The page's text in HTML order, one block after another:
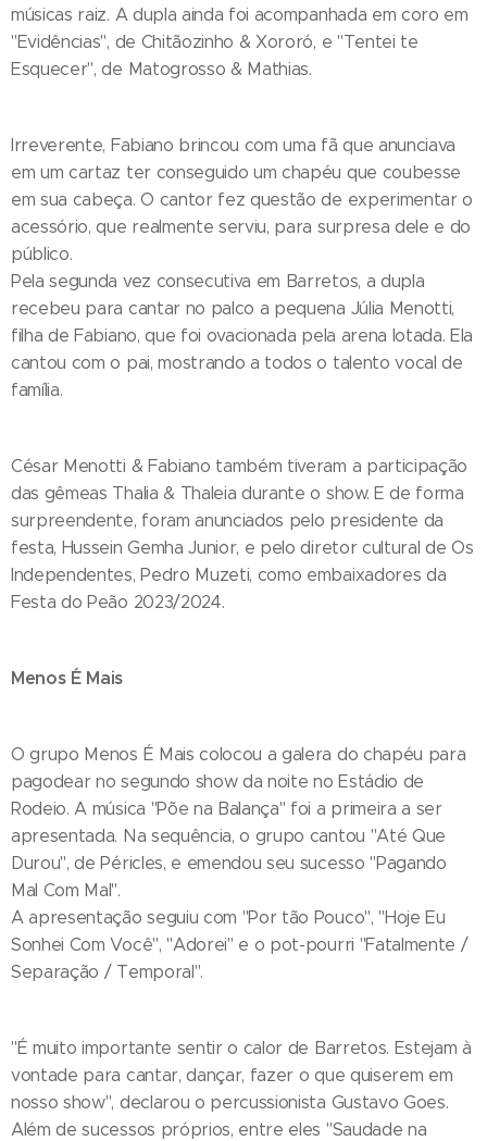
músicas raiz. A dupla ainda foi acompanhada em coro em
"Evidências", de Chitãozinho & Xororó, e "Tentei te
Esquecer", de Matogrosso & Mathias.
Irreverente, Fabiano brincou com uma fã que anunciava
em um cartaz ter conseguido um chapéu que coubesse
em sua cabeça. O cantor fez questão de experimentar o
acessório, que realmente serviu, para surpresa dele e do
público.
Pela segunda vez consecutiva em Barretos, a dupla
recebeu para cantar no palco a pequena Júlia Menotti,
filha de Fabiano, que foi ovacionada pela arena lotada. Ela
cantou com o pai, mostrando a todos o talento vocal de
família.
César Menotti & Fabiano também tiveram a participação
das gêmeas Thalia & Thaleia durante o show. E de forma
surpreendente, foram anunciados pelo presidente da
festa, Hussein Gemha Junior, e pelo diretor cultural de Os
Independentes, Pedro Muzeti, como embaixadores da
Festa do Peão 2023/2024.
Menos É Mais
O grupo Menos É Mais colocou a galera do chapéu para
pagodear no segundo show da noite no Estádio de
Rodeio. A música "Põe na Balança" foi a primeira a ser
apresentada. Na sequência, o grupo cantou "Até Que
Durou", de Péricles, e emendou seu sucesso "Pagando
Mal Com Mal".
A apresentação seguiu com "Por tão Pouco", "Hoje Eu
Sonhei Com Você", "Adorei" e o pot-pourri "Fatalmente /
Separação / Temporal".
"É muito importante sentir o calor de Barretos. Estejam à
vontade para cantar, dançar, fazer o que quiserem em
nosso show", declarou o percussionista Gustavo Goes.
Além de sucessos próprios, entre eles "Saudade na